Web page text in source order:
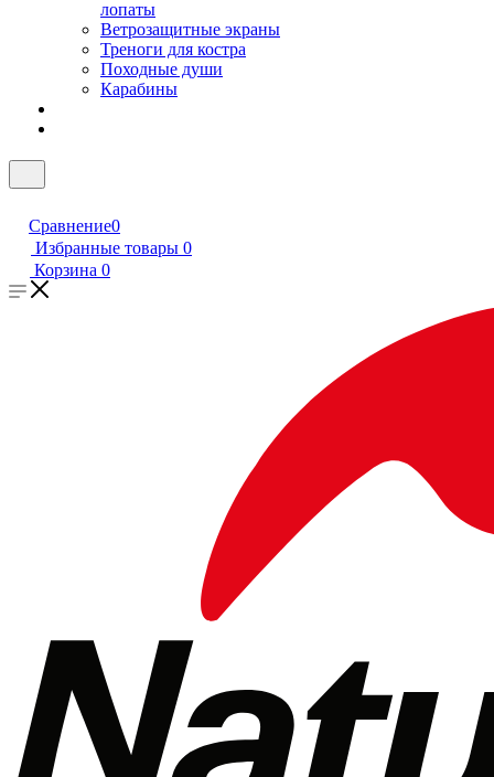
лопаты
Ветрозащитные экраны
Треноги для костра
Походные души
Карабины
Сравнение0
Избранные товары 0
Корзина 0